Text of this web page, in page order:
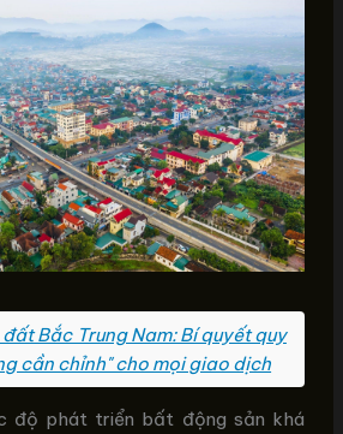
Bắc Trung Nam: Bí quyết quy
cần chỉnh" cho mọi giao dịch
độ phát triển bất động sản khá